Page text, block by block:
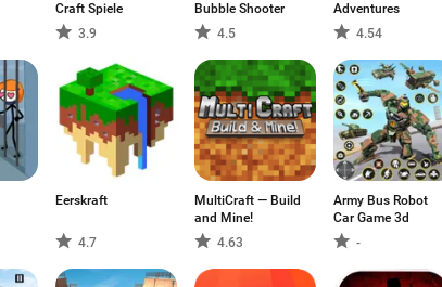
Craft Spiele
3.9
Bubble Shooter
4.5
Adventures
4.54
Eerskraft
4.7
MultiCraft — Build
and Mine!
4.63
Army Bus Robot
Car Game 3d
-